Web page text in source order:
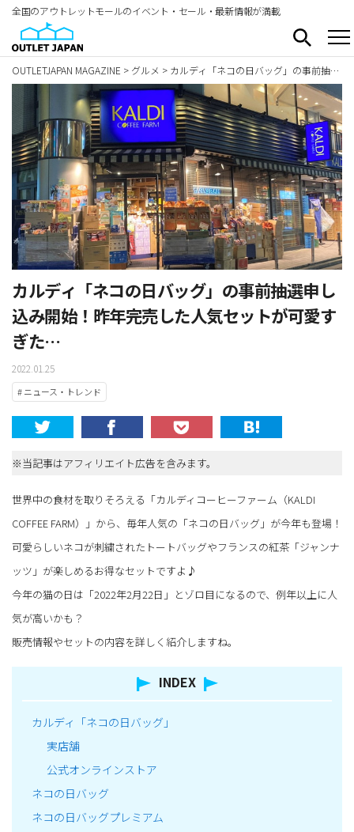
全国のアウトレットモールのイベント・セール・最新情報が満載
OUTLETJAPAN MAGAZINE > グルメ > カルディ「ネコの日バッグ」の事前抽選申し込み開始！昨年完売した人気セットが可愛すぎた…
カルディ「ネコの日バッグ」の事前抽選申し
込み開始！昨年完売した人気セットが可愛す
ぎた…
2022.01.25
# ニュース・トレンド
※当記事はアフィリエイト広告を含みます。
世界中の食材を取りそろえる「カルディコーヒーファーム（KALDI
COFFEE FARM）」から、毎年人気の「ネコの日バッグ」が今年も登場！
可愛らしいネコが刺繍されたトートバッグやフランスの紅茶「ジャンナ
ッツ」が楽しめるお得なセットですよ♪
今年の猫の日は「2022年2月22日」とゾロ目になるので、例年以上に人
気が高いかも？
販売情報やセットの内容を詳しく紹介しますね。
INDEX
カルディ「ネコの日バッグ」
実店舗
公式オンラインストア
ネコの日バッグ
ネコの日バッグプレミアム